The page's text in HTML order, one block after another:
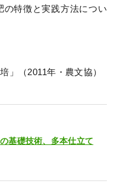
の特徴と実践方法につい
」（2011年・農文協）
基礎技術、多本仕立て